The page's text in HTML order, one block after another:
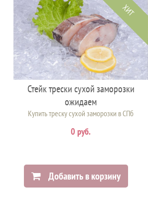
ХИТ
Стейк трески сухой заморозки
ожидаем
Купить треску сухой заморозки в СПб
0 руб.
Добавить в корзину